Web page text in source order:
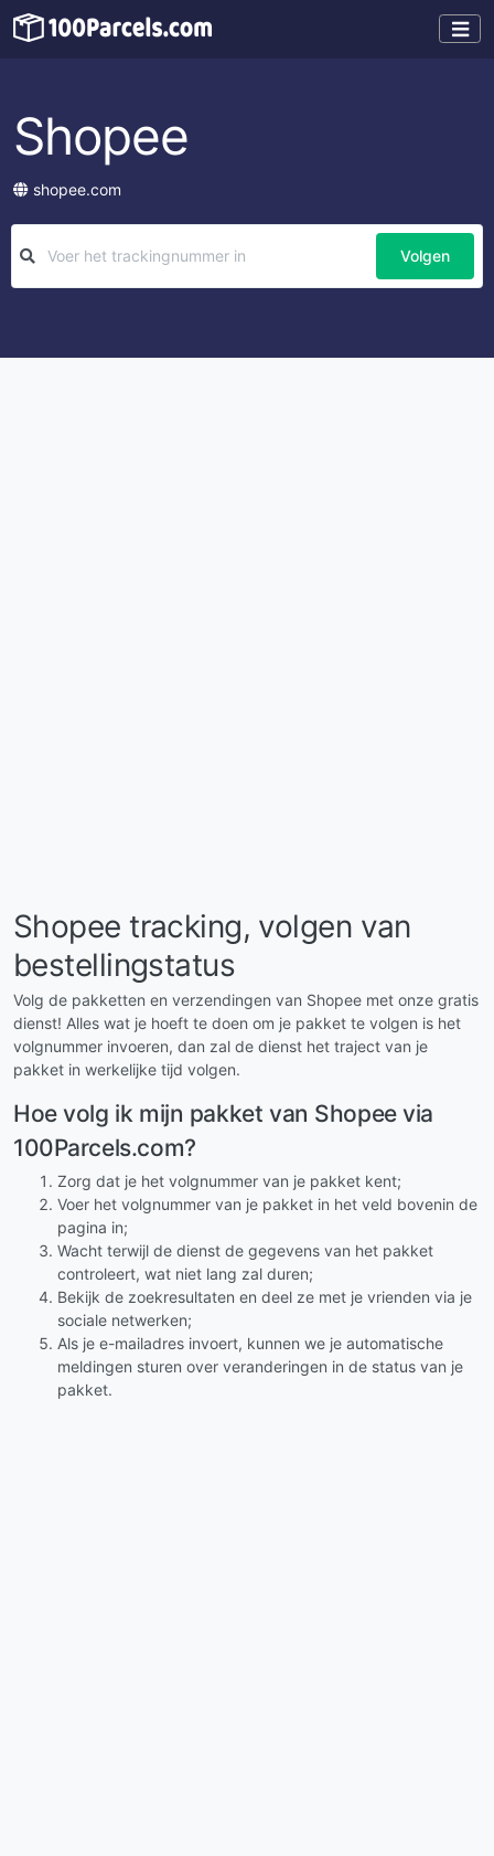
Shopee
shopee.com
Volgen
Shopee tracking, volgen van
bestellingstatus
Volg de pakketten en verzendingen van Shopee met onze gratis
dienst! Alles wat je hoeft te doen om je pakket te volgen is het
volgnummer invoeren, dan zal de dienst het traject van je
pakket in werkelijke tijd volgen.
Hoe volg ik mijn pakket van Shopee via
100Parcels.com?
Zorg dat je het volgnummer van je pakket kent;
Voer het volgnummer van je pakket in het veld bovenin de
pagina in;
Wacht terwijl de dienst de gegevens van het pakket
controleert, wat niet lang zal duren;
Bekijk de zoekresultaten en deel ze met je vrienden via je
sociale netwerken;
Als je e-mailadres invoert, kunnen we je automatische
meldingen sturen over veranderingen in de status van je
pakket.